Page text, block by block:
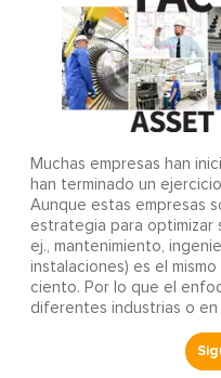
Muchas empresas han
han terminado un
Aunque estas empresas
estrategia para optimizar
ej., mantenimiento,
instalaciones) es el
ciento. Por lo que el
diferentes industrias o